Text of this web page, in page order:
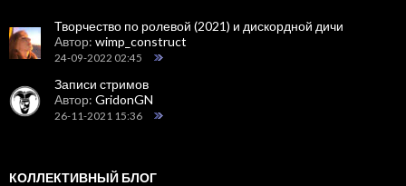
Творчество по ролевой (2021) и дискордной дичи
Автор: wimp_construct
24-09-2022 02:45
Записи стримов
Автор: GridonGN
26-11-2021 15:36
КОЛЛЕКТИВНЫЙ БЛОГ